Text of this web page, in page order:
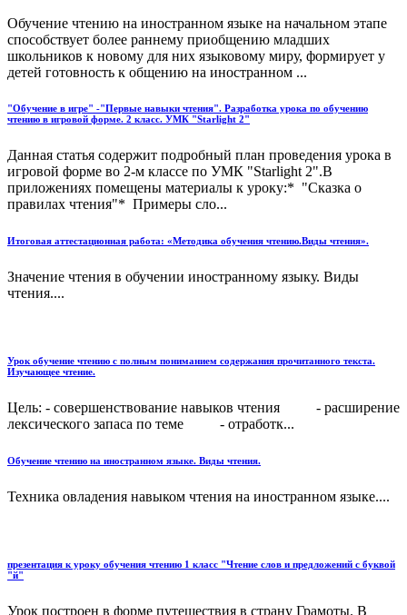
Обучение чтению на иностранном языке на начальном этапе
способствует более раннему приобщению младших
школьников к новому для них языковому миру, формирует у
детей готовность к общению на иностранном ...
"Обучение в игре" -"Первые навыки чтения". Разработка урока по обучению
чтению в игровой форме. 2 класс. УМК "Starlight 2"
Данная статья содержит подробный план проведения урока в
игровой форме во 2-м классе по УМК "Starlight 2".В
приложениях помещены материалы к уроку:* "Сказка о
правилах чтения"* Примеры сло...
Итоговая аттестационная работа: «Методика обучения чтению.Виды чтения».
Значение чтения в обучении иностранному языку. Виды
чтения....
Урок обучение чтению с полным пониманием содержания прочитанного текста.
Изучающее чтение.
Цель: - совершенствование навыков чтения - расширение
лексического запаса по теме - отработк...
Обучение чтению на иностранном языке. Виды чтения.
Техника овладения навыком чтения на иностранном языке....
презентация к уроку обучения чтению 1 класс "Чтение слов и предложений с буквой
"й"
Урок построен в форме путешествия в страну Грамоты. В